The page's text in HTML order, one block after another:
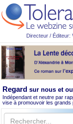
Directeur / Éditeur:
Regard sur nous et
Indépendant et neutre par
vise à promouvoir les grands